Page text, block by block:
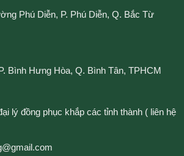
Phú Diễn, P. Phú Diễn, Q. Bắc Từ
Bình Hưng Hòa, Q. Bình Tân, TPHCM
lý đồng phục khắp các tỉnh thành ( liên hệ